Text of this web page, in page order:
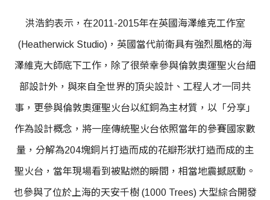
洪浩鈞表示，在2011-2015年在英國海澤維克工作室
(Heatherwick Studio)，英國當代前衛具有強烈風格的海
澤維克大師底下工作，除了很榮幸參與倫敦奧運聖火台細
部設計外，與來自全世界的頂尖設計、工程人才一同共
事，更參與倫敦奧運聖火台以紅銅為主材質，以「分享」
作為設計概念，將一座傳統聖火台依照當年的參賽國家數
量，分解為204塊銅片打造而成的花瓣形狀打造而成的主
聖火台，當年現場看到被點燃的瞬間，相當地震撼感動。
也參與了位於上海的天安千樹 (1000 Trees) 大型綜合開發